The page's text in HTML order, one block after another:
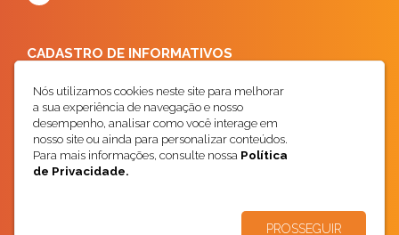
CADASTRO DE INFORMATIVOS
Nós utilizamos cookies neste site para melhorar
a sua experiência de navegação e nosso
desempenho, analisar como você interage em
nosso site ou ainda para personalizar conteúdos.
Para mais informações, consulte nossa Política
de Privacidade.
PROSSEGUIR